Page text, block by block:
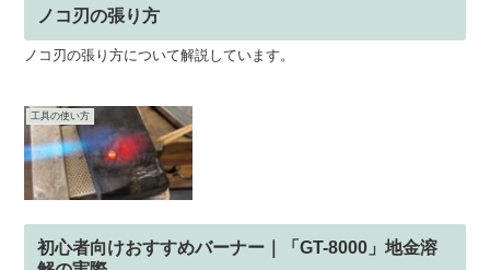
ノコ刃の張り方
ノコ刃の張り方について解説しています。
工具の使い方
初心者向けおすすめバーナー｜「GT-8000」地金溶